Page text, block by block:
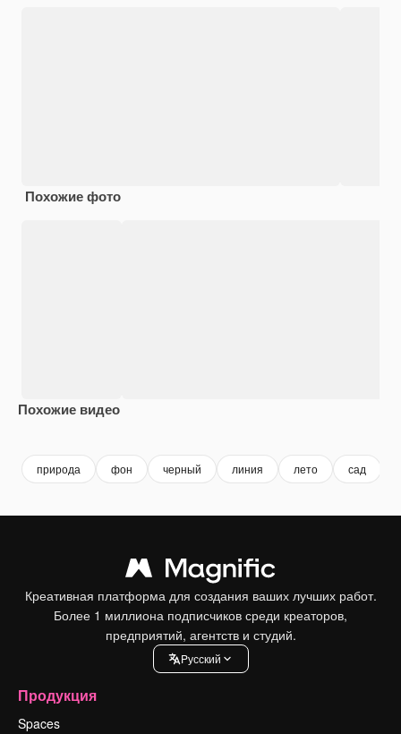
Похожие фото
Похожие видео
природа фон черный линия лето сад
Креативная платформа для создания ваших лучших работ.
Более 1 миллиона подписчиков среди креаторов,
предприятий, агентств и студий.
Pусский
Продукция
Spaces